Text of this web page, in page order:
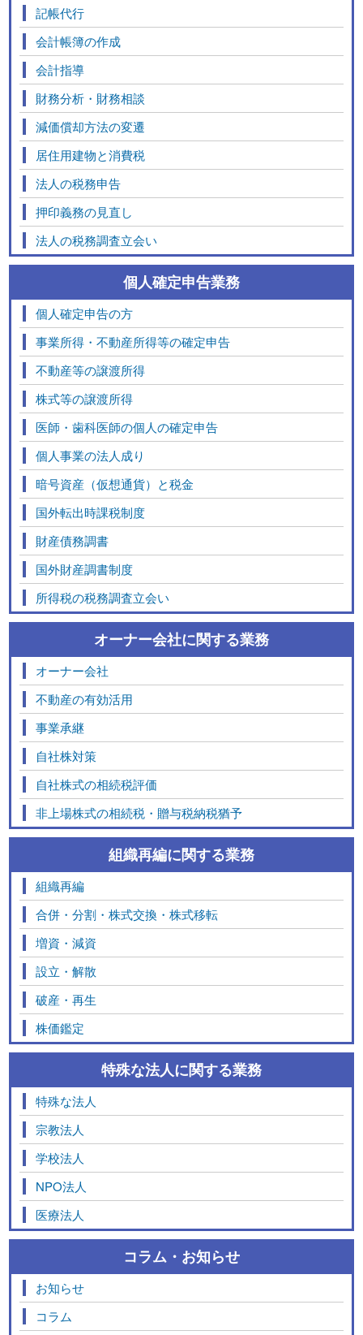
記帳代行
会計帳簿の作成
会計指導
財務分析・財務相談
減価償却方法の変遷
居住用建物と消費税
法人の税務申告
押印義務の見直し
法人の税務調査立会い
個人確定申告業務
個人確定申告の方
事業所得・不動産所得等の確定申告
不動産等の譲渡所得
株式等の譲渡所得
医師・歯科医師の個人の確定申告
個人事業の法人成り
暗号資産（仮想通貨）と税金
国外転出時課税制度
財産債務調書
国外財産調書制度
所得税の税務調査立会い
オーナー会社に関する業務
オーナー会社
不動産の有効活用
事業承継
自社株対策
自社株式の相続税評価
非上場株式の相続税・贈与税納税猶予
組織再編に関する業務
組織再編
合併・分割・株式交換・株式移転
増資・減資
設立・解散
破産・再生
株価鑑定
特殊な法人に関する業務
特殊な法人
宗教法人
学校法人
NPO法人
医療法人
コラム・お知らせ
お知らせ
コラム